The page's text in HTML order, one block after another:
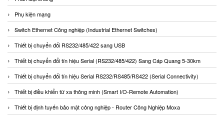
Phụ kiện mạng
Switch Ethernet Công nghiệp (Industrial Ethernet Switches)
Thiết bị chuyển đổi RS232/485/422 sang USB
Thiết bị chuyển đổi tín hiệu Serial (RS232/485/422) Sang Cáp Quang 5-30km
Thiết bị chuyển đổi tín hiệu Serial RS232/RS485/RS422 (Serial Connectivity)
Thiết bị điều khiển từ xa thông minh (Smart I/O-Remote Automation)
Thiết bị định tuyến bảo mật công nghiệp - Router Công Nghiệp Moxa